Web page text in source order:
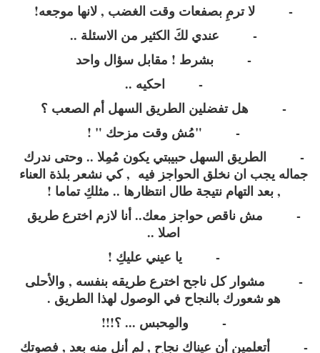
- لا ترمِ بصفعات وقت الغضب , لانها موجعه!
- عندي لكَ الكثير من الاسئلة ..
- بشرط ! مقابل سؤال واحد
- احكيه ..
- هل تفضلين الطريق السهل أم الصعب ؟
- "مُش وقت مزحك " !
- الطريق السهل حبيبتي يكون مُمِلا .. وحتى ندرك
جماله يجب ان نخلق الحواجز فيه , كي نشعر بلذة العناء
, بعد التهام نتيجة طال انتظارها .. مثلكِ تماما !
- مش ناقص حواجز معك.. أنا لازم اخترع طريق
اصلا ..
- يا عيني عليكِ !
- مشوار كل ناجح اخترع طريقه بنفسه , والأحلى
هو شعورك بالنجاح في الوصول لهذا الطريق .
- والمِحبس ... ؟!!!
- أتعلمين أن عيناكِ نجاح , لم أنل منه بعد , فصوتكِ